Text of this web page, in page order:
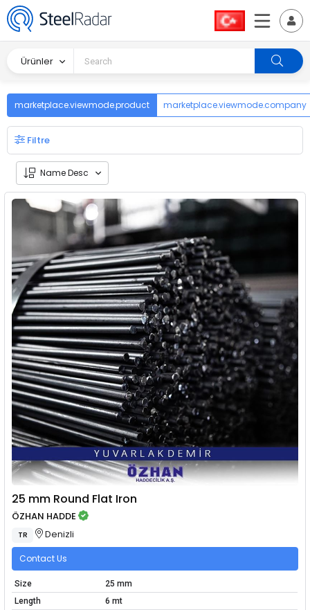
Ürünler
marketplace.viewmode.product marketplace.viewmode.company
Filtre
Name Desc
25 mm Round Flat Iron
ÖZHAN HADDE
TR Denizli
Contact Us
Size
25 mm
Length
6 mt